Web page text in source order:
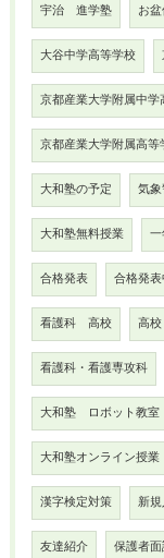
宇治 進学塾 お
大谷中学高等学校
京都産業大学附属中学
京都産業大学附属高等
大和塾の予定 気
大和塾無料授業
合格発表 合格発
看護科 高校 高
看護科・看護専攻科
大和塾 ロボット教室
大和塾オンライン授業
漢字検定対策 新
友達紹介 保護者